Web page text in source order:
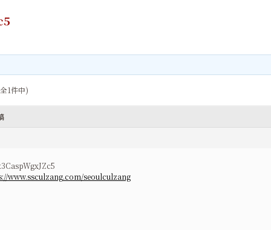
1件中)
www.ssculzang.com/seoulculzang